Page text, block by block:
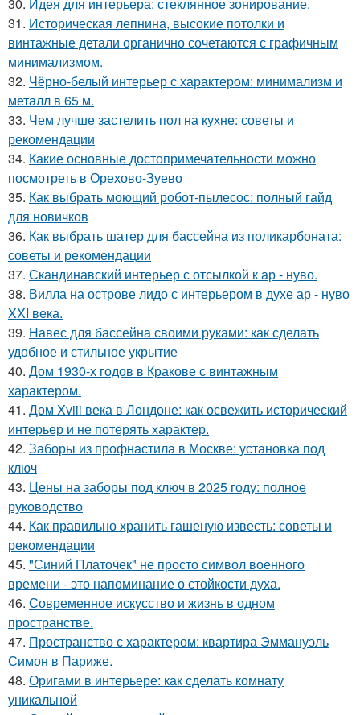
30. Идея для интерьера: стеклянное зонирование.
31. Историческая лепнина, высокие потолки и
винтажные детали органично сочетаются с графичным
минимализмом.
32. Чёрно-белый интерьер с характером: минимализм и
металл в 65 м.
33. Чем лучше застелить пол на кухне: советы и
рекомендации
34. Какие основные достопримечательности можно
посмотреть в Орехово-Зуево
35. Как выбрать моющий робот-пылесос: полный гайд
для новичков
36. Как выбрать шатер для бассейна из поликарбоната:
советы и рекомендации
37. Скандинавский интерьер с отсылкой к ар - нуво.
38. Вилла на острове лидо с интерьером в духе ар - нуво
XXI века.
39. Навес для бассейна своими руками: как сделать
удобное и стильное укрытие
40. Дом 1930-х годов в Кракове с винтажным
характером.
41. Дом Xviii века в Лондоне: как освежить исторический
интерьер и не потерять характер.
42. Заборы из профнастила в Москве: установка под
ключ
43. Цены на заборы под ключ в 2025 году: полное
руководство
44. Как правильно хранить гашеную известь: советы и
рекомендации
45. "Синий Платочек" не просто символ военного
времени - это напоминание о стойкости духа.
46. Современное искусство и жизнь в одном
пространстве.
47. Пространство с характером: квартира Эммануэль
Симон в Париже.
48. Оригами в интерьере: как сделать комнату
уникальной